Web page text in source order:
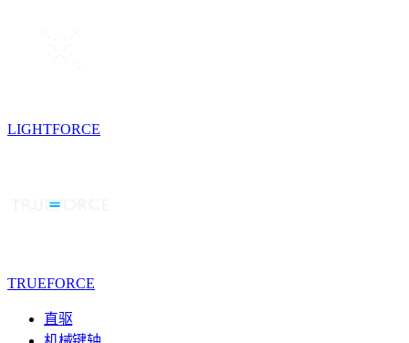
LIGHTFORCE
TRUEFORCE
直驱